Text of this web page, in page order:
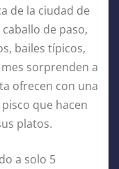
de la ciudad de
de paso,
bailes típicos,
sorprenden a
ofrecen con una
que hacen
platos.
a solo 5